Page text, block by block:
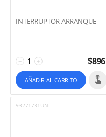
INTERRUPTOR ARRANQUE
+
− $896
AÑADIR AL CARRITO
93271731UNI